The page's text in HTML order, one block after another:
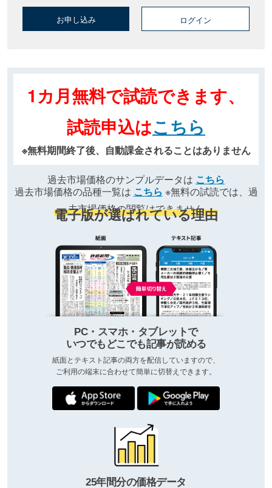
お申し込み ログイン
1カ月無料で試読できます、
試読申込はこちら
※無料期間終了後、自動課金されることはありません
過去市場価格のサンプルデータは こちら
過去市場価格の品種一覧は こちら ※無料の試読では、過
去市場価格の閲覧はできません
電子版が選ばれている理由
PC・スマホ・タブレットで
いつでもどこでも記事が読める
紙面とテキスト記事の両方を配信していますので、
ご利用の端末に合わせて簡単に切替えできます。
25年間分の価格データ